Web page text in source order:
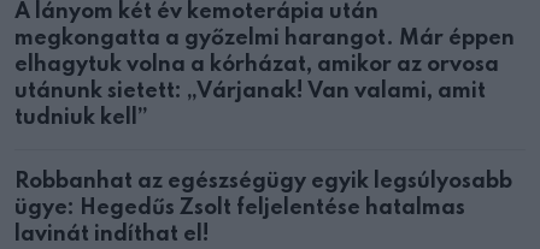
A lányom két év kemoterápia után
megkongatta a győzelmi harangot. Már éppen
elhagytuk volna a kórházat, amikor az orvosa
utánunk sietett: „Várjanak! Van valami, amit
tudniuk kell”
Robbanhat az egészségügy egyik legsúlyosabb
ügye: Hegedűs Zsolt feljelentése hatalmas
lavinát indíthat el!